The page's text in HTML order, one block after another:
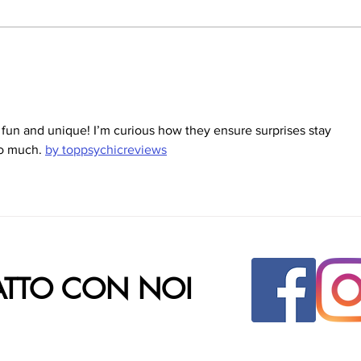
and unique! I’m curious how they ensure surprises stay
much. by toppsychicreviews
CON NOI